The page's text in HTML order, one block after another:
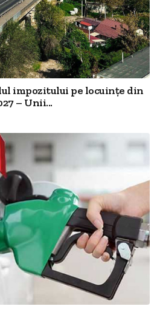
impozitului pe locuințe din
– Unii...